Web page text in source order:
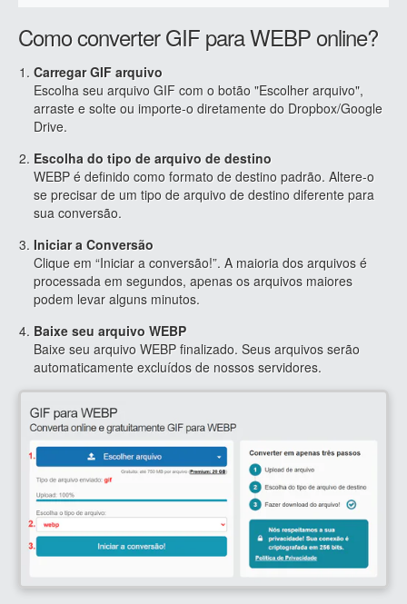
Como converter GIF para WEBP online?
Carregar GIF arquivo
Escolha seu arquivo GIF com o botão "Escolher arquivo",
arraste e solte ou importe-o diretamente do Dropbox/Google
Drive.
Escolha do tipo de arquivo de destino
WEBP é definido como formato de destino padrão. Altere-o
se precisar de um tipo de arquivo de destino diferente para
sua conversão.
Iniciar a Conversão
Clique em “Iniciar a conversão!”. A maioria dos arquivos é
processada em segundos, apenas os arquivos maiores
podem levar alguns minutos.
Baixe seu arquivo WEBP
Baixe seu arquivo WEBP finalizado. Seus arquivos serão
automaticamente excluídos de nossos servidores.